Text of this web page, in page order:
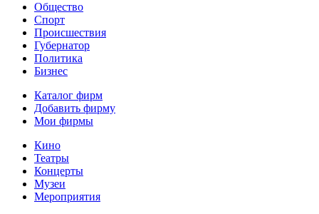
Общество
Спорт
Происшествия
Губернатор
Политика
Бизнес
Каталог фирм
Добавить фирму
Мои фирмы
Кино
Театры
Концерты
Музеи
Мероприятия